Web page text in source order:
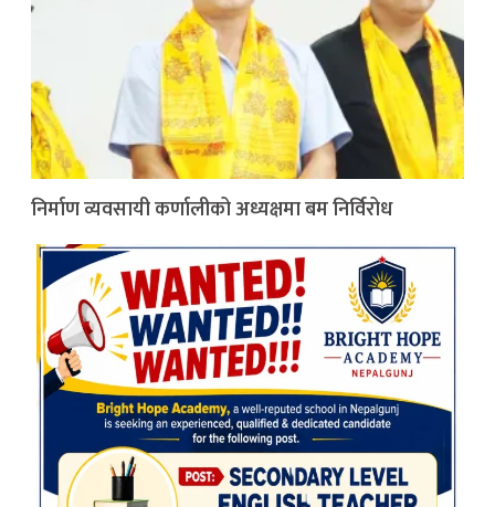
निर्माण व्यवसायी कर्णालीको अध्यक्षमा बम निर्विरोध